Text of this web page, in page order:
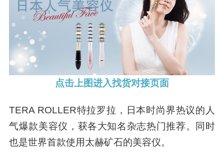
点击上图进入找货对接页面
TERA ROLLER特拉罗拉，日本时尚界热议的人
气爆款美容仪，获各大知名杂志热门推荐。同时
也是世界首款使用太赫矿石的美容仪。